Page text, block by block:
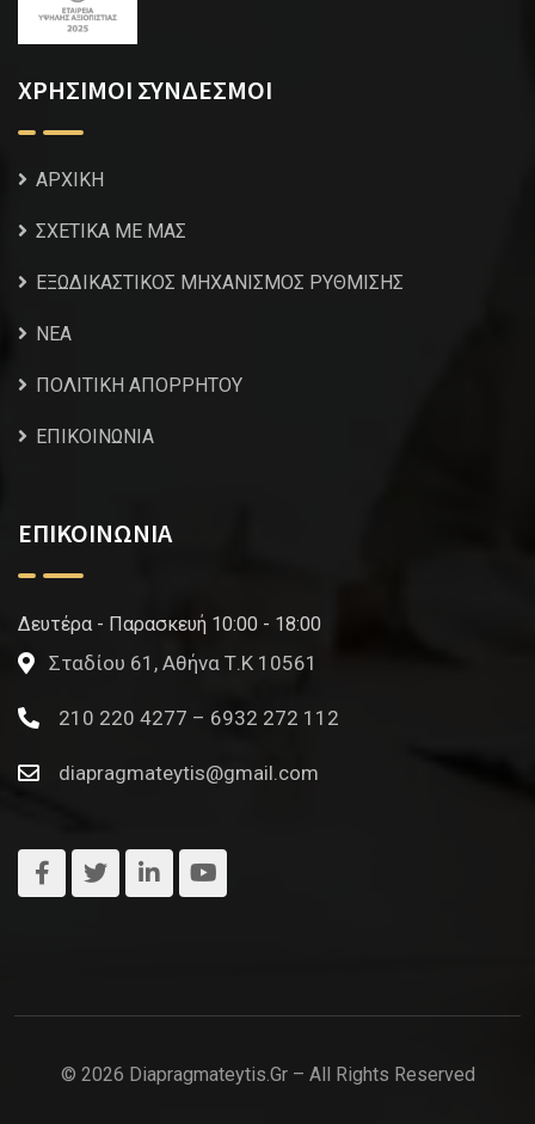
ΧΡΗΣΙΜΟΙ ΣΥΝΔΕΣΜΟΙ
ΑΡΧΙΚΗ
ΣΧΕΤΙΚΑ ΜΕ ΜΑΣ
ΕΞΩΔΙΚΑΣΤΙΚΟΣ ΜΗΧΑΝΙΣΜΟΣ ΡΥΘΜΙΣΗΣ
NEA
ΠΟΛΙΤΙΚΗ ΑΠΟΡΡΗΤΟΥ
ΕΠΙΚΟΙΝΩΝΙΑ
ΕΠΙΚΟΙΝΩΝΙΑ
Δευτέρα - Παρασκευή 10:00 - 18:00
Σταδίου 61, Αθήνα Τ.Κ 10561
210 220 4277 – 6932 272 112
diapragmateytis@gmail.com
© 2026 Diapragmateytis.gr – All Rights Reserved